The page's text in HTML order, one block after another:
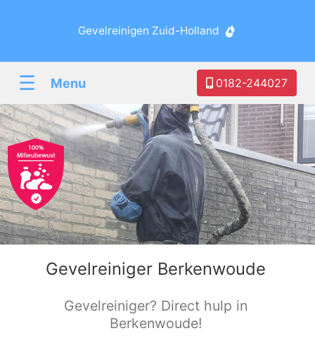
Gevelreinigen Zuid-Holland
☰ Menu 0182-244027
Gevelreiniger Berkenwoude
Gevelreiniger? Direct hulp in
Berkenwoude!